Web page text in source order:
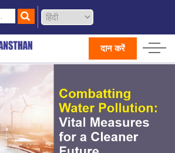
दान करें